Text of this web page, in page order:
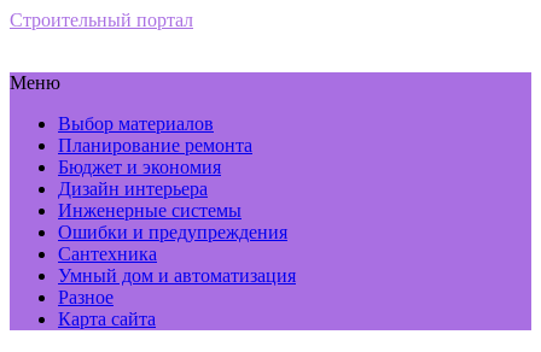
Строительный портал
Меню
Выбор материалов
Планирование ремонта
Бюджет и экономия
Дизайн интерьера
Инженерные системы
Ошибки и предупреждения
Сантехника
Умный дом и автоматизация
Разное
Карта сайта